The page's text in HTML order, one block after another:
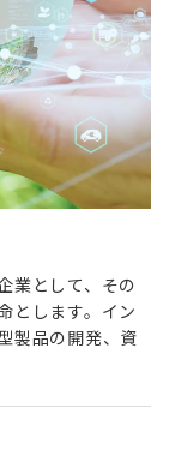
業として、その
とします。イン
製品の開発、資